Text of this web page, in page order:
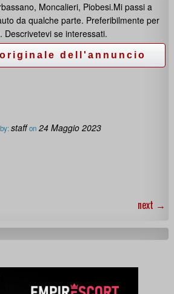
Moncalieri, Piobesi.Mi passi a
da qualche parte. Preferibilmente per
Descrivetevi se interessati.
staff on 24 Maggio 2023
next →